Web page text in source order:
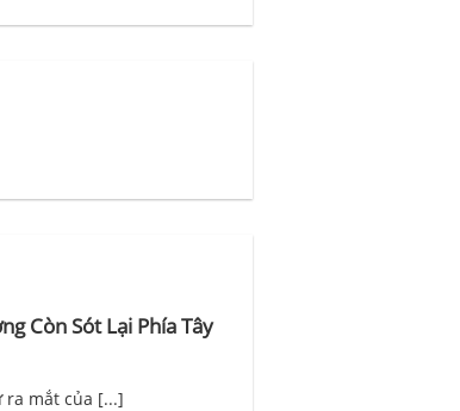
Còn Sót Lại Phía Tây
ra mắt của [...]